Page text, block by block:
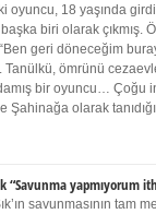
oyuncu, 18 yaşında
biri olarak çıkmış.
geri döneceğim
Tanülkü, ömrünü
bir oyuncu… Çoğu
Şahinağa olarak
“Savunma yapmıyorum
savunmasının tam